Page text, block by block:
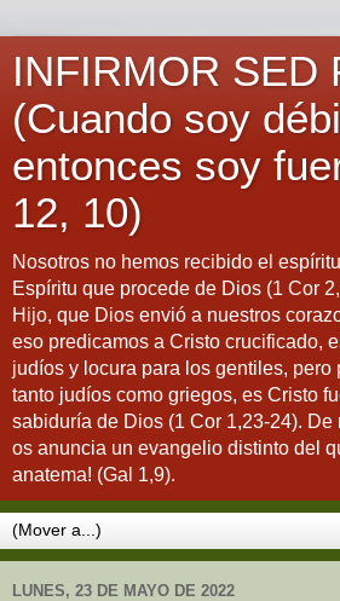
INFIRMOR SED
(Cuando soy
entonces soy
12, 10)
Nosotros no hemos recibido el
Espíritu que procede de Dios (1 Cor
Hijo, que Dios envió a nuestros
eso predicamos a Cristo crucificado,
judíos y locura para los gentiles, pero
tanto judíos como griegos, es Cristo
sabiduría de Dios (1 Cor 1,23-24). De
os anuncia un evangelio distinto del
anatema! (Gal 1,9).
LUNES, 23 DE MAYO DE 2022